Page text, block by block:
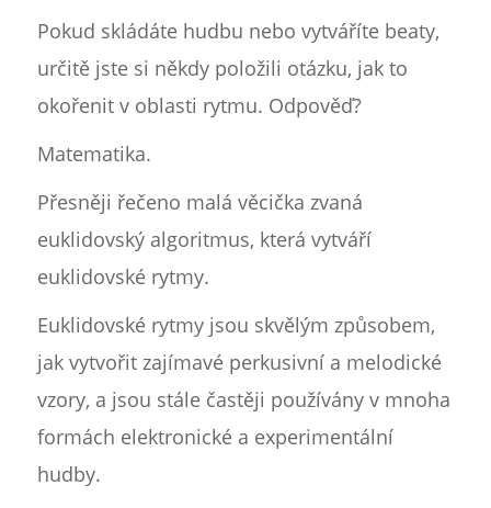
Pokud skládáte hudbu nebo vytváříte beaty,
určitě jste si někdy položili otázku, jak to
okořenit v oblasti rytmu. Odpověď?
Matematika.
Přesněji řečeno malá věcička zvaná
euklidovský algoritmus, která vytváří
euklidovské rytmy.
Euklidovské rytmy jsou skvělým způsobem,
jak vytvořit zajímavé perkusivní a melodické
vzory, a jsou stále častěji používány v mnoha
formách elektronické a experimentální
hudby.